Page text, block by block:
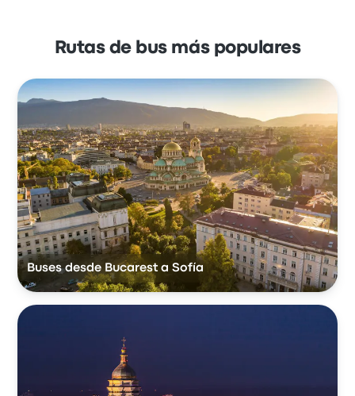
Rutas de bus más populares
Buses desde Bucarest a Sofía